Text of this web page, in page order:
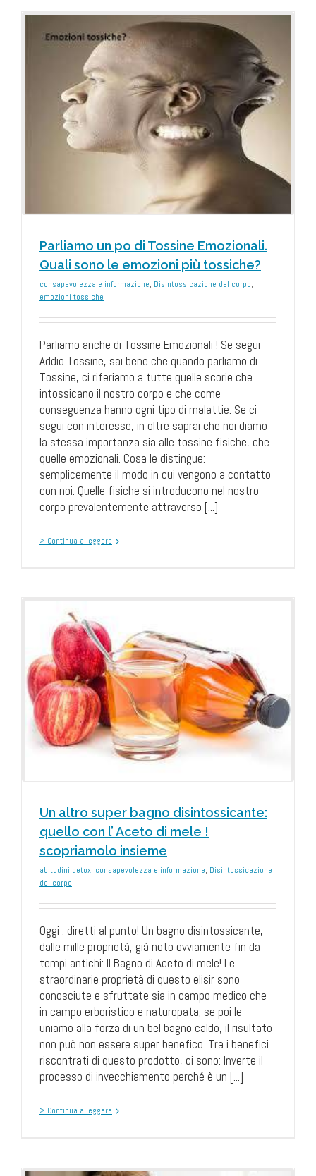
Parliamo un po di Tossine Emozionali.
Quali sono le emozioni più tossiche?
consapevolezza e informazione, Disintossicazione del corpo,
emozioni tossiche
Parliamo anche di Tossine Emozionali ! Se segui
Addio Tossine, sai bene che quando parliamo di
Tossine, ci riferiamo a tutte quelle scorie che
intossicano il nostro corpo e che come
conseguenza hanno ogni tipo di malattie. Se ci
segui con interesse, in oltre saprai che noi diamo
la stessa importanza sia alle tossine fisiche, che
quelle emozionali. Cosa le distingue:
semplicemente il modo in cui vengono a contatto
con noi. Quelle fisiche si introducono nel nostro
corpo prevalentemente attraverso [...]
> Continua a leggere
Un altro super bagno disintossicante:
quello con l’ Aceto di mele !
scopriamolo insieme
abitudini detox, consapevolezza e informazione, Disintossicazione
del corpo
Oggi : diretti al punto! Un bagno disintossicante,
dalle mille proprietà, già noto ovviamente fin da
tempi antichi: Il Bagno di Aceto di mele! Le
straordinarie proprietà di questo elisir sono
conosciute e sfruttate sia in campo medico che
in campo erboristico e naturopata; se poi le
uniamo alla forza di un bel bagno caldo, il risultato
non può non essere super benefico. Tra i benefici
riscontrati di questo prodotto, ci sono: Inverte il
processo di invecchiamento perché è un [...]
> Continua a leggere